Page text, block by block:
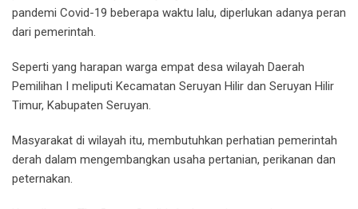
pandemi Covid-19 beberapa waktu lalu, diperlukan adanya peran
dari pemerintah.
Seperti yang harapan warga empat desa wilayah Daerah
Pemilihan I meliputi Kecamatan Seruyan Hilir dan Seruyan Hilir
Timur, Kabupaten Seruyan.
Masyarakat di wilayah itu, membutuhkan perhatian pemerintah
derah dalam mengembangkan usaha pertanian, perikanan dan
peternakan.